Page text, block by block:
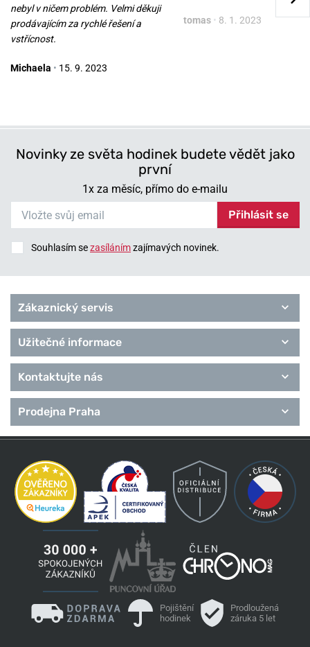
Skladem v úterý 11. 8. u vás
290 Kč 290 Kč
nebyl v ničem problém. Velmi děkuji
prodávajícím za rychlé řešení a
vstřícnost.
Michaela • 15. 9. 2023
tomas • 8. 1. 2023
Novinky ze světa hodinek budete vědět jako
první
1x za měsíc, přímo do e-mailu
Přihlásit se
Souhlasím sezasílánímzajímavých novinek.
Zákaznický servis
Užitečné informace
Kontaktujte nás
Prodejna Praha
Pojištění
hodinek
Prodloužená
záruka 5 let